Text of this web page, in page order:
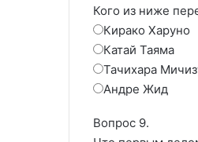
Кого из ниже
Кирако Харуно
Катай Таяма
Тачихара
Андре Жид
Вопрос 9.